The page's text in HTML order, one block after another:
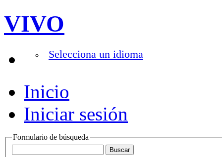
VIVO
Selecciona un idioma
Inicio
Iniciar sesión
Formulario de búsqueda